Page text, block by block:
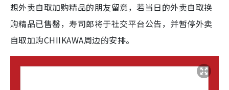
想外卖自取加购精品的朋友留意，若当日的外卖自取换
购精品已售罄，寿司郎将于社交平台公告，并暂停外卖
自取加购CHIIKAWA周边的安排。